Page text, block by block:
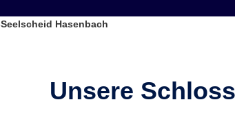
Hasenbach
Unsere